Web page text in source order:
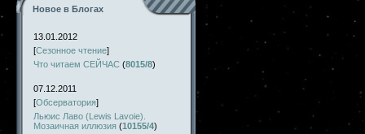
Новое в Блогах
13.01.2012
[Сезонное чтение]
Что читаем СЕЙЧАС (8015/8)
07.12.2011
[Обсерватория]
Льюис Лаво (Lewis Lavoie).
Мозаичная иллюзия (10155/4)